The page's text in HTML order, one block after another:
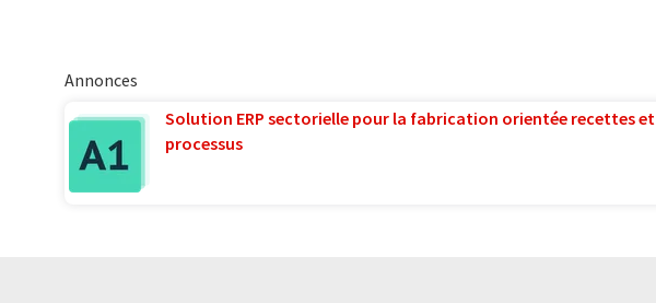
Annonces
Solution ERP sectorielle pour la fabrication orientée recettes et
processus